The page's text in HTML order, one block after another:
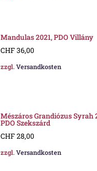
Mandulas 2021, PDO Villány
CHF 36,00
zzgl.Versandkosten
Mészáros Grandiózus Syrah
PDO Szekszárd
CHF 28,00
zzgl.Versandkosten